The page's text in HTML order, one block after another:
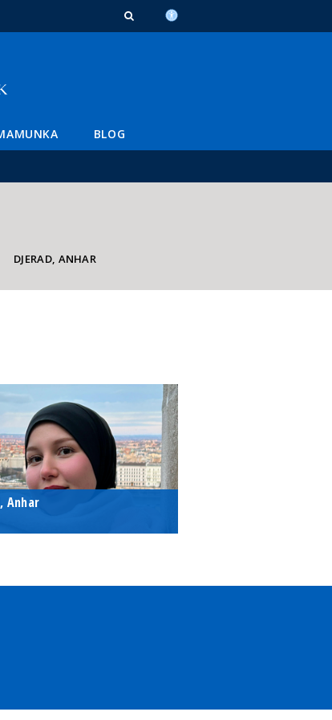
BLOG
DJERAD, ANHAR
Anhar